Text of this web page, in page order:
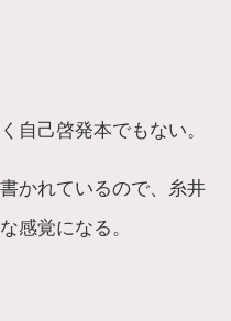
自己啓発本でもない。
かれているので、糸井
感覚になる。